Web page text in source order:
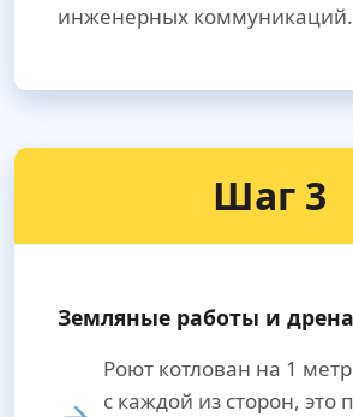
инженерных коммуникаций.
Шаг 3
Земляные работы и
Роют котлован на 1
с каждой из сторон, это